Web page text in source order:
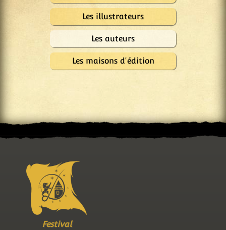
Les illustrateurs
Les auteurs
Les maisons d'édition
Festival